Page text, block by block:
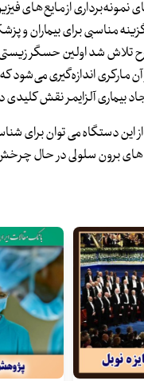
نمونه‌برداری از مایع‌های
مناسبی برای بیماران و
تلاش شد اولین حسگر زیستی
مارکری اندازه‌گیری می‌شود
بیماری آلزایمر نقش کلیدی
این دستگاه می توان برای
های برون سلولی در حال چرخش